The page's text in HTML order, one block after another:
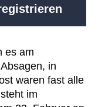
es am
in
waren fast alle
im